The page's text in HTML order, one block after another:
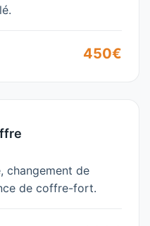
450€
changement de
de coffre-fort.